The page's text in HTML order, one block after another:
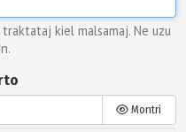
kiel malsamaj. Ne uzu
Montri